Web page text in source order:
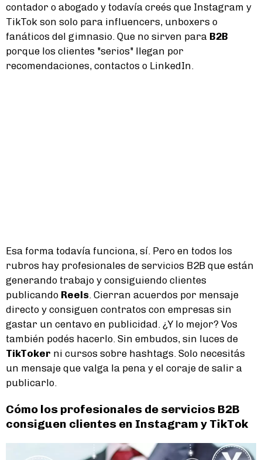
contador o abogado y todavía creés que Instagram y
TikTok son solo para influencers, unboxers o
fanáticos del gimnasio. Que no sirven para B2B
porque los clientes "serios" llegan por
recomendaciones, contactos o LinkedIn.
Esa forma todavía funciona, sí. Pero en todos los
rubros hay profesionales de servicios B2B que están
generando trabajo y consiguiendo clientes
publicando Reels . Cierran acuerdos por mensaje
directo y consiguen contratos con empresas sin
gastar un centavo en publicidad. ¿Y lo mejor? Vos
también podés hacerlo. Sin embudos, sin luces de
TikToker ni cursos sobre hashtags. Solo necesitás
un mensaje que valga la pena y el coraje de salir a
publicarlo.
Cómo los profesionales de servicios B2B
consiguen clientes en Instagram y TikTok